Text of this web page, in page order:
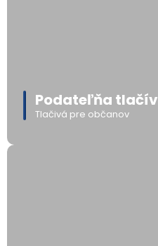
Podateľňa tlačív
Tlačivá pre občanov